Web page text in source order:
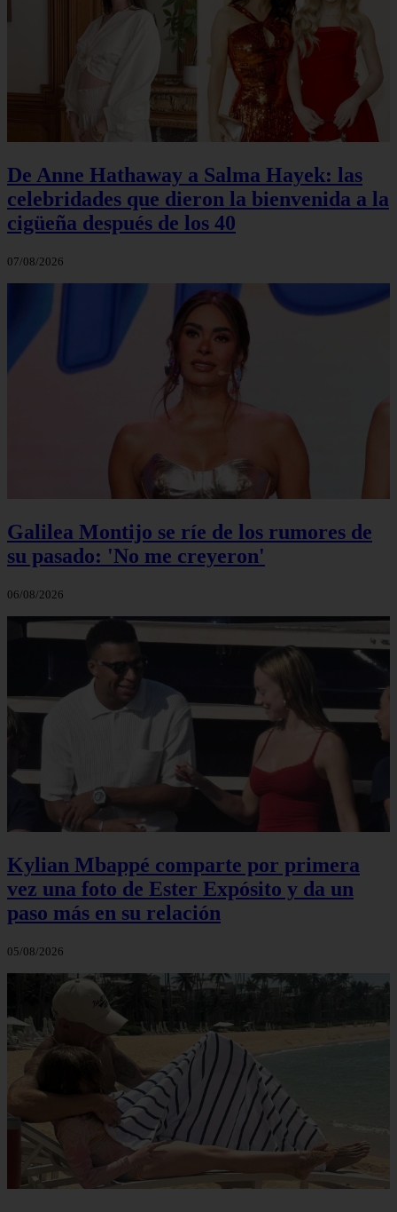
De Anne Hathaway a Salma Hayek: las
celebridades que dieron la bienvenida a la
cigüeña después de los 40
07/08/2026
Galilea Montijo se ríe de los rumores de
su pasado: 'No me creyeron'
06/08/2026
Kylian Mbappé comparte por primera
vez una foto de Ester Expósito y da un
paso más en su relación
05/08/2026